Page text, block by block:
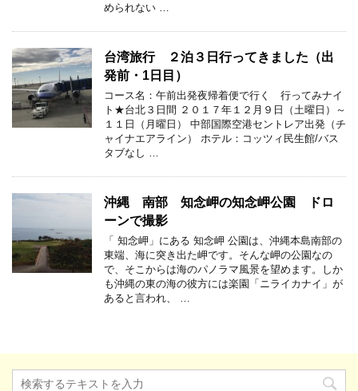
められない …
台湾旅行 ２泊３日行ってきました（出
発前・1日目）
コース名：午前出発夜帰着便で行く 行ってみナイ
ト★台北３日間 ２０１７年１２月９日（土曜日）～
１１日（月曜日） 中部国際空港セントレア出発（チ
ャイナエアライン） ホテル：コッツィ民生館/バス
タブなし …
沖縄 南部 知念岬の知念岬公園 ドロ
ーンで撮影
「 知念岬」にある 知念岬 公園は、沖縄本島南部の
東端、海に突き出た岬です。そんな岬の公園なの
で、そこからは海のパノラマ風景を望めます。しか
も沖縄の東の海の彼方には楽園「ニライカナイ」が
あると言われ、 …